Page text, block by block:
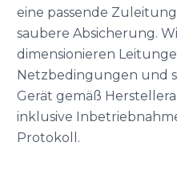
eine passende
saubere Absicherung.
dimensionieren
Netzbedingungen und
Gerät gemäß
inklusive
Protokoll.